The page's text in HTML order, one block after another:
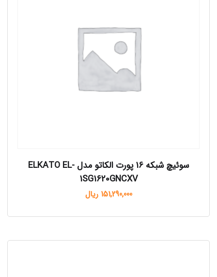
سوئیچ شبکه 16 پورت الکاتو مدل ELKATO EL-
1SG1620GNCXV
151,290,000 ریال